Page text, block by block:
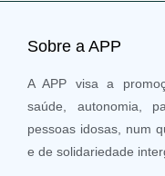
Sobre a APP
A APP visa a
saúde, autonomia,
pessoas idosas, num
e de solidariedade